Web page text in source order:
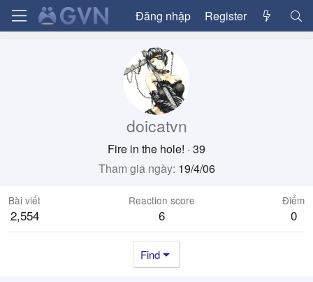
Đăng nhập Register
doicatvn
Fire in the hole! · 39
Tham gia ngày 19/4/06
Bài viết
2,554
Reaction score
6
Điểm
0
Find